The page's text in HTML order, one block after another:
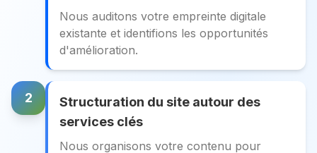
Nous auditons votre empreinte digitale
existante et identifions les opportunités
d'amélioration.
2
Structuration du site autour des
services clés
Nous organisons votre contenu pour